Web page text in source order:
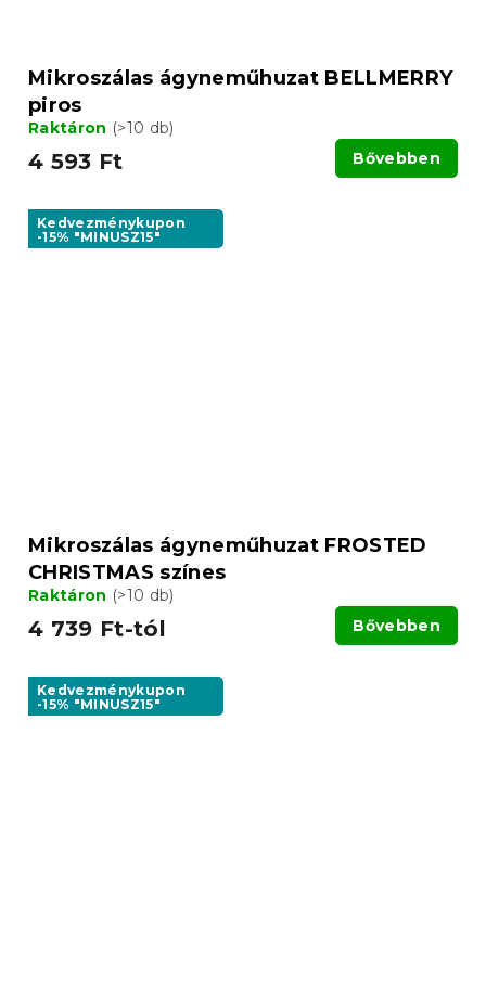
Mikroszálas ágyneműhuzat BELLMERRY
piros
Raktáron (>10 db)
4 593 Ft Bővebben
Kedvezménykupon
-15% "MINUSZ15"
Mikroszálas ágyneműhuzat FROSTED
CHRISTMAS színes
Raktáron (>10 db)
4 739 Ft-tól Bővebben
Kedvezménykupon
-15% "MINUSZ15"